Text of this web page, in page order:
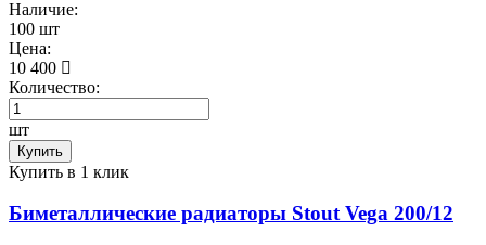
Наличие:
100 шт
Цена:
10 400
Количество:
шт
Купить
Купить в 1 клик
Биметаллические радиаторы Stout Vega 200/12